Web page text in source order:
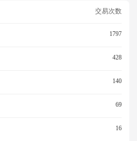
交易次数
1797
428
140
69
16